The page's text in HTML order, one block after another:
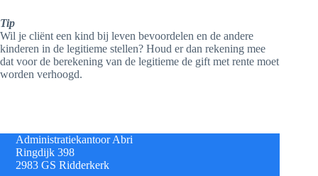
Tip
Wil je cliënt een kind bij leven bevoordelen en de andere
kinderen in de legitieme stellen? Houd er dan rekening mee
dat voor de berekening van de legitieme de gift met rente moet
worden verhoogd.
Administratiekantoor Abri
Ringdijk 398
2983 GS Ridderkerk